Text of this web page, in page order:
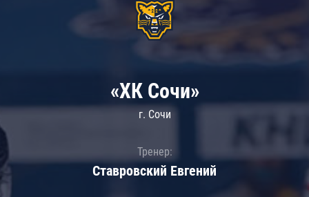
«ХК Сочи»
г. Сочи
Тренер:
Ставровский Евгений